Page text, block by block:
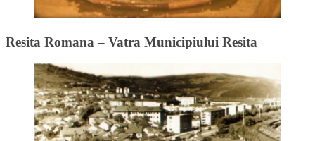
Resita Romana – Vatra Municipiului Resita